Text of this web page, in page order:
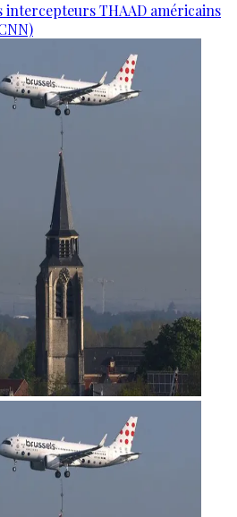
intercepteurs THAAD américains